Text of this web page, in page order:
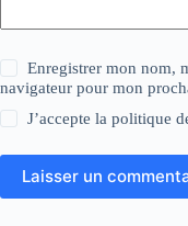
Enregistrer mon nom,
navigateur pour mon
J’accepte lapolitique
Laisser un